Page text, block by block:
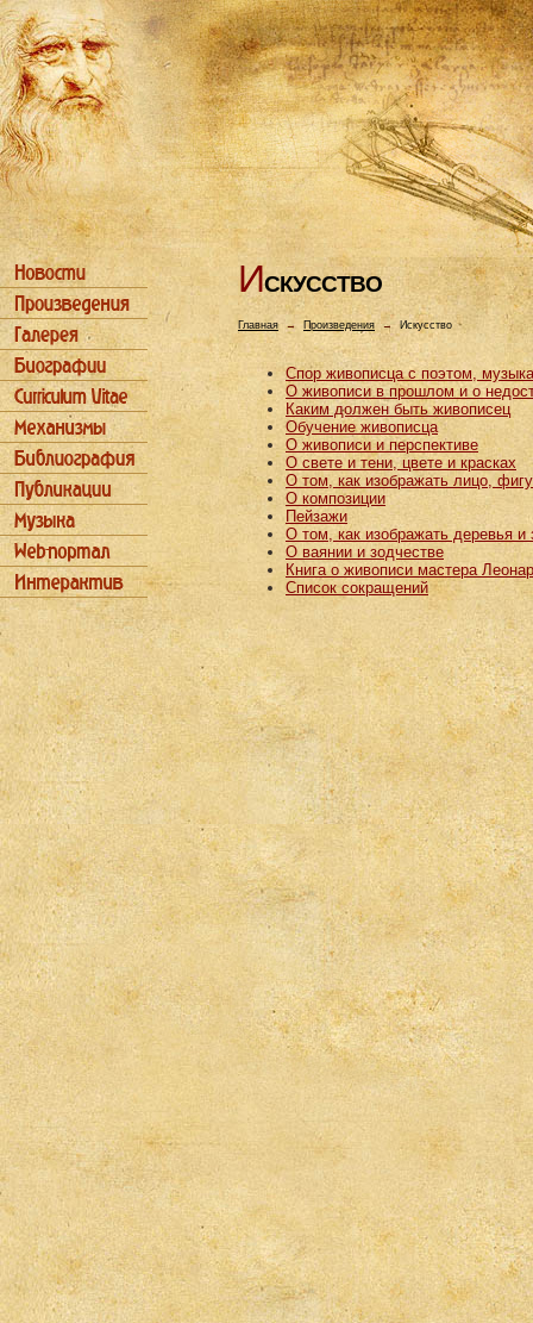
ИСКУССТВО
Главная→ Произведения → Искусство
Спор живописца с поэтом,
О живописи в прошлом и о
Каким должен быть живописец
Обучение живописца
О живописи и перспективе
О свете и тени, цвете и красках
О том, как изображать лицо,
О композиции
Пейзажи
О том, как изображать деревья и
О ваянии и зодчестве
Книга о живописи мастера
Список сокращений